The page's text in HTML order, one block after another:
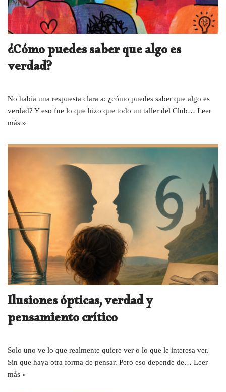
¿Cómo puedes saber que algo es
verdad?
No había una respuesta clara a: ¿cómo puedes saber que algo es
verdad? Y eso fue lo que hizo que todo un taller del Club… Leer
más »
Ilusiones ópticas, verdad y
pensamiento crítico
Solo uno ve lo que realmente quiere ver o lo que le interesa ver.
Sin que haya otra forma de pensar. Pero eso depende de… Leer
más »